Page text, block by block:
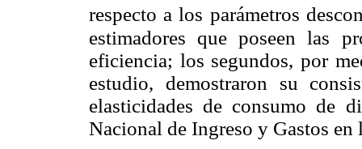
respecto a los parámetros
estimadores que poseen las
eficiencia; los segundos, por
estudio, demostraron su
elasticidades de consumo de
Nacional de Ingreso y Gastos